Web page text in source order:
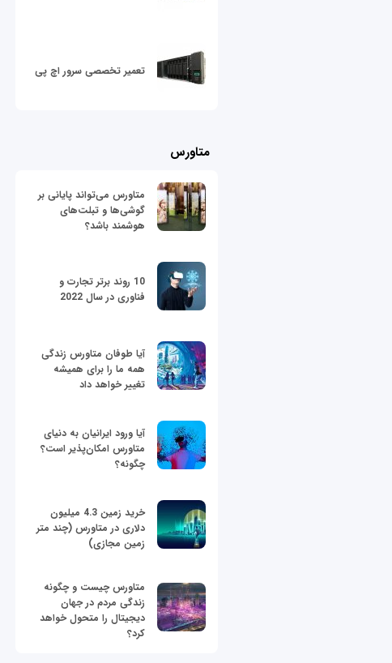
تعمیر تخصصی سرور اچ پی
متاورس
متاورس می‌تواند پایانی بر
گوشی‌ها و تبلت‌های
هوشمند باشد؟
10 روند برتر تجارت و
فناوری در سال 2022
آیا طوفان متاورس زندگی
همه ما را برای همیشه
تغییر خواهد داد
آیا ورود ایرانیان به دنیای
متاورس امکان‌پذیر است؟
چگونه؟
خرید زمین 4.3 میلیون
دلاری در متاورس (چند متر
زمین مجازی)
متاورس چیست و چگونه
زندگی مردم در جهان
دیجیتال را متحول خواهد
کرد؟